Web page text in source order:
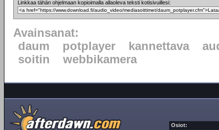
Linkkaa tähän ohjelmaan kopioimalla allaoleva teksti kotisivuillesi:
Avainsanat:
daum
potplayer kannettava
soitin
webbikamera
Osiot: